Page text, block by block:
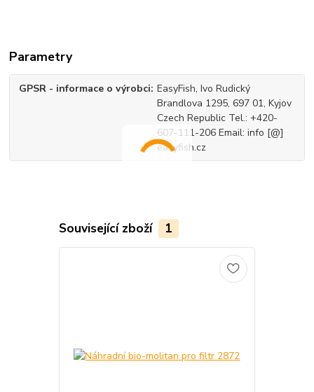
Parametry
GPSR - informace o výrobci EasyFish, Ivo Rudický
Brandlova 1295, 697 01, Kyjov
Czech Republic Tel.: +420-
607-111-206 Email: info [@]
easyfish.cz
Související zboží 1